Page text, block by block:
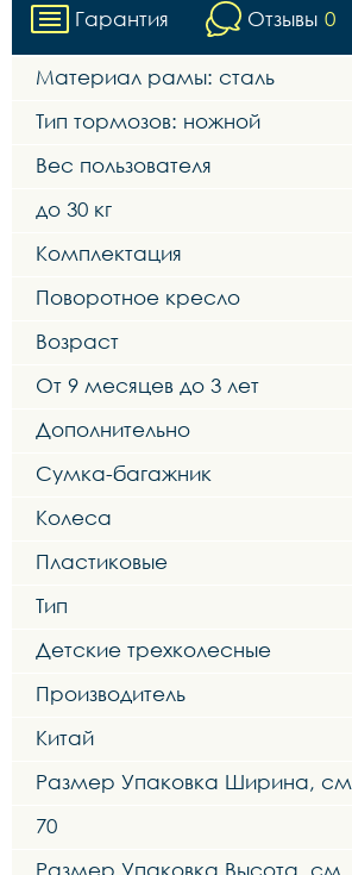
Гарантия Отзывы 0
Материал рамы: сталь
Тип тормозов: ножной
Вес пользователя
до 30 кг
Комплектация
Поворотное кресло
Возраст
От 9 месяцев до 3 лет
Дополнительно
Сумка-багажник
Колеса
Пластиковые
Тип
Детские трехколесные
Производитель
Китай
Размер Упаковка Ширина, см
70
Размер Упаковка Высота, см